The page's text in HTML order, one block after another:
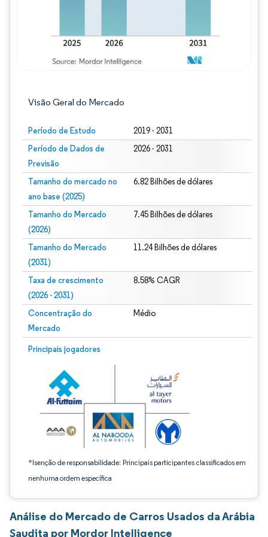
Visão Geral do Mercado
Período de Estudo 2019 - 2031
Período de Dados de
Previsão
2026 - 2031
Tamanho do mercado no
ano base (2025)
6.82 Bilhões de dólares
Tamanho do Mercado
(2026)
7.45 Bilhões de dólares
Tamanho do Mercado
(2031)
11.24 Bilhões de dólares
Taxa de crescimento
(2026 - 2031)
8.58% CAGR
Concentração do
Mercado
Médio
Principais jogadores
*Isenção de responsabilidade: Principais participantes classificados em
nenhuma ordem específica
Imagem © Mordor Intelligence. O reuso requer atribuição conforme CC BY 4.0.
Análise do Mercado de Carros Usados da Arábia
Saudita por Mordor Intelligence